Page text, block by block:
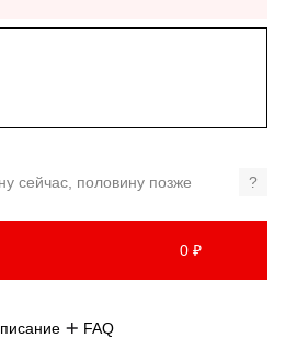
сейчас, половину позже ?
0 ₽
FAQ